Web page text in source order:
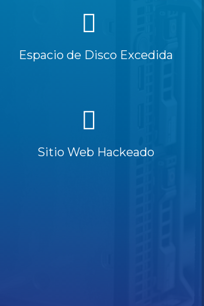
Espacio de Disco Excedida
Sitio Web Hackeado